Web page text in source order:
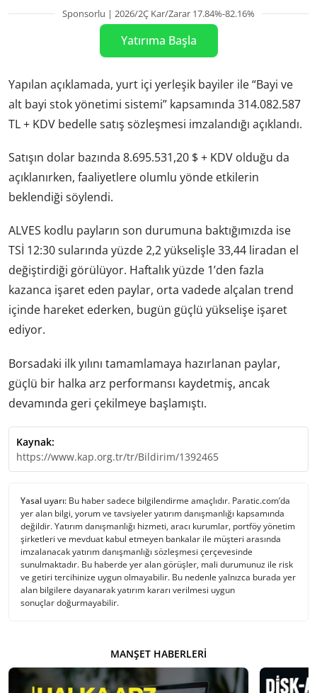
Sponsorlu | 2026/2Ç Kar/Zarar 17.84%-82.16%
Yatırıma Başla
Yapılan açıklamada, yurt içi yerleşik bayiler ile “Bayi ve
alt bayi stok yönetimi sistemi” kapsamında 314.082.587
TL + KDV bedelle satış sözleşmesi imzalandığı açıklandı.
Satışın dolar bazında 8.695.531,20 $ + KDV olduğu da
açıklanırken, faaliyetlere olumlu yönde etkilerin
beklendiği söylendi.
ALVES kodlu payların son durumuna baktığımızda ise
TSİ 12:30 sularında yüzde 2,2 yükselişle 33,44 liradan el
değiştirdiği görülüyor. Haftalık yüzde 1’den fazla
kazanca işaret eden paylar, orta vadede alçalan trend
içinde hareket ederken, bugün güçlü yükselişe işaret
ediyor.
Borsadaki ilk yılını tamamlamaya hazırlanan paylar,
güçlü bir halka arz performansı kaydetmiş, ancak
devamında geri çekilmeye başlamıştı.
Kaynak:
https://www.kap.org.tr/tr/Bildirim/1392465
Yasal uyarı: Bu haber sadece bilgilendirme amaçlıdır. Paratic.com’da
yer alan bilgi, yorum ve tavsiyeler yatırım danışmanlığı kapsamında
değildir. Yatırım danışmanlığı hizmeti, aracı kurumlar, portföy yönetim
şirketleri ve mevduat kabul etmeyen bankalar ile müşteri arasında
imzalanacak yatırım danışmanlığı sözleşmesi çerçevesinde
sunulmaktadır. Bu haberde yer alan görüşler, mali durumunuz ile risk
ve getiri tercihinize uygun olmayabilir. Bu nedenle yalnızca burada yer
alan bilgilere dayanarak yatırım kararı verilmesi uygun
sonuçlar doğurmayabilir.
MANŞET HABERLERI